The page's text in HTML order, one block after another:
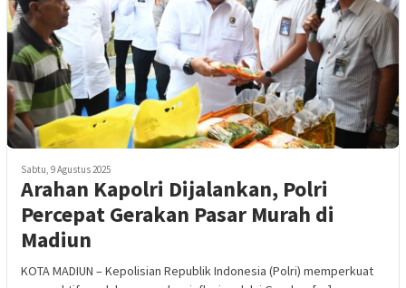
Sabtu, 9 Agustus 2025
Arahan Kapolri Dijalankan, Polri
Percepat Gerakan Pasar Murah di
Madiun
KOTA MADIUN – Kepolisian Republik Indonesia (Polri) memperkuat